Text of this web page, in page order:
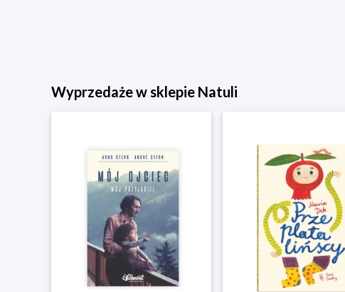
Wyprzedaże w sklepie Natuli